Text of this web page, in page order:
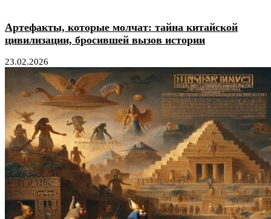
Артефакты, которые молчат: тайна китайской
цивилизации, бросившей вызов истории
23.02.2026